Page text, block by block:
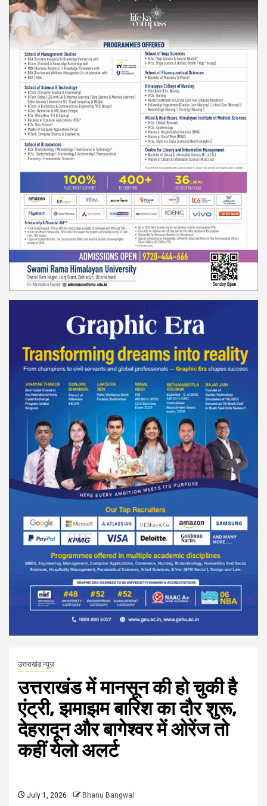
उत्तराखंड न्यूज़
उत्तराखंड में मानसून की हो चुकी है
एंट्री, झमाझम बारिश का दौर शुरू,
देहरादून और बागेश्वर में ओरेंज तो
कहीं येलो अलर्ट
July 1, 2026 Bhanu Bangwal